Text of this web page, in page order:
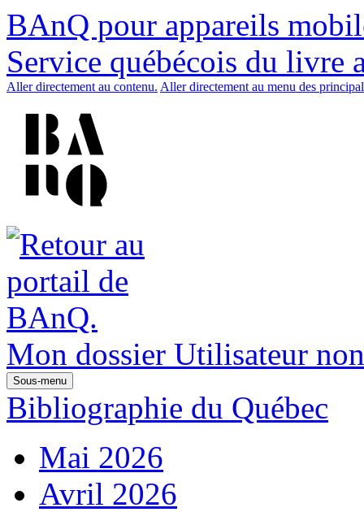
BAnQ pour appareils
Service québécois du livre
Aller directement au contenu. Aller directement au menu des
Mon dossier Utilisateur
Sous-menu
Bibliographie du Québec
Mai 2026
Avril 2026